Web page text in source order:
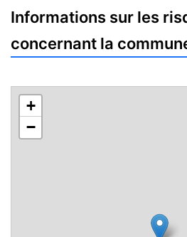
Informations sur les
concernant la
+
−